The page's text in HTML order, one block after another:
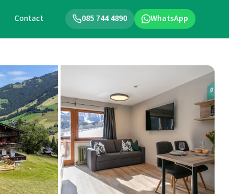
085 744 4890 WhatsApp
Contact